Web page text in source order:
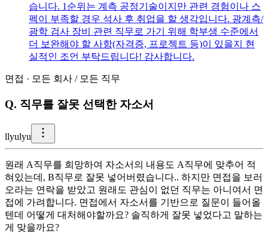
습니다. 1순위는 계측 공정기술이지만 관련 경험이나 스
펙이 부족할 경우 석사 후 취업을 할 생각입니다. 광계측/
광학 검사 장비 관련 직무로 가기 위해 학부생 수준에서
더 보완해야 할 사항(자격증, 프로젝트 등)이 있을지 현
실적인 조언 부탁드립니다! 감사합니다.
면접 · 모든 회사 / 모든 직무
Q. 직무를 잘못 선택한 자소서
llyulyu
원래 A직무를 희망하여 자소서의 내용도 A직무에 맞추어 적
혀있는데, B직무로 잘못 넣어버렸습니다.. 하지만 면접을 보러
오라는 연락을 받았고 원래도 관심이 없던 직무는 아니여서 면
접에 가려합니다. 면접에서 자소서를 기반으로 질문이 들어올
텐데 어떻게 대처해야할까요? 솔직하게 잘못 넣었다고 말하는
게 맞을까요?